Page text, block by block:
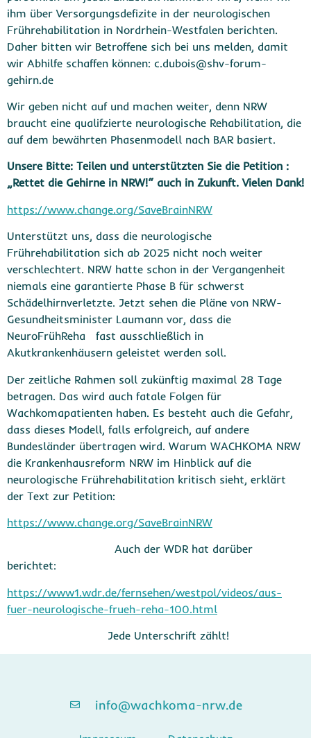
ihm über Versorgungsdefizite in der neurologischen
Frührehabilitation in Nordrhein-Westfalen berichten.
Daher bitten wir Betroffene sich bei uns melden, damit
wir Abhilfe schaffen können: c.dubois@shv-forum-
gehirn.de
Wir geben nicht auf und machen weiter, denn NRW
braucht eine qualifzierte neurologische Rehabilitation, die
auf dem bewährten Phasenmodell nach BAR basiert.
Unsere Bitte: Teilen und unterstützten Sie die Petition :
„Rettet die Gehirne in NRW!“ auch in Zukunft. Vielen Dank!
https://www.change.org/SaveBrainNRW
Unterstützt uns, dass die neurologische
Frührehabilitation sich ab 2025 nicht noch weiter
verschlechtert. NRW hatte schon in der Vergangenheit
niemals eine garantierte Phase B für schwerst
Schädelhirnverletzte. Jetzt sehen die Pläne von NRW-
Gesundheitsminister Laumann vor, dass die
NeuroFrühReha fast ausschließlich in
Akutkrankenhäusern geleistet werden soll.
Der zeitliche Rahmen soll zukünftig maximal 28 Tage
betragen. Das wird auch fatale Folgen für
Wachkomapatienten haben. Es besteht auch die Gefahr,
dass dieses Modell, falls erfolgreich, auf andere
Bundesländer übertragen wird. Warum WACHKOMA NRW
die Krankenhausreform NRW im Hinblick auf die
neurologische Frührehabilitation kritisch sieht, erklärt
der Text zur Petition:
https://www.change.org/SaveBrainNRW
Auch der WDR hat darüber
berichtet:
https://www1.wdr.de/fernsehen/westpol/videos/aus-
fuer-neurologische-frueh-reha-100.html
Jede Unterschrift zählt!
info@wachkoma-nrw.de